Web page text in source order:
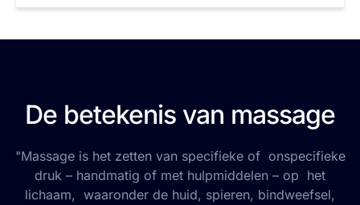
De betekenis van massage
"Massage is het zetten van specifieke of onspecifieke
druk – handmatig of met hulpmiddelen – op het
lichaam, waaronder de huid, spieren, bindweefsel,